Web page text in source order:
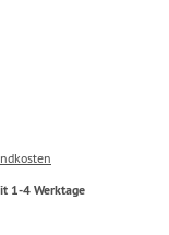
1-4 Werktage